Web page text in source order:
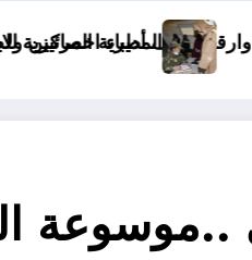
ولاية باتنة
للصحة العسكرية في